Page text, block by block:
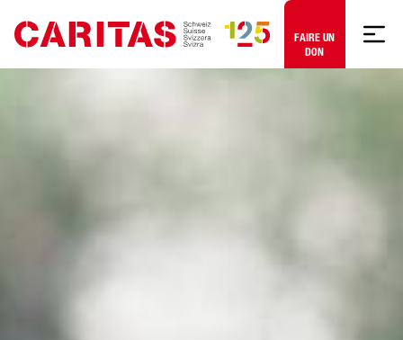
Aller au contenu
FAIRE UN
DON